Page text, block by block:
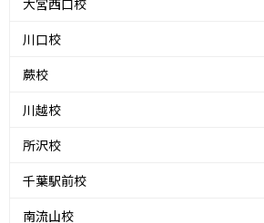
川口校
蕨校
川越校
所沢校
千葉駅前校
南流山校